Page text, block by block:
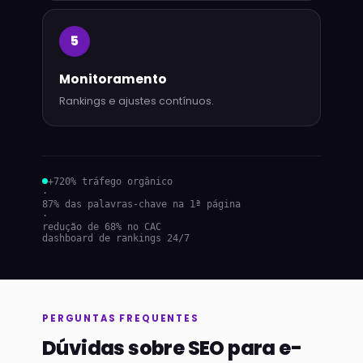
5
Monitoramento
Rankings e ajustes contínuos.
+720% tráfego orgânico
·
87% das palavras-chave na 1ª página
·
redução de 68% no CAC
dashboard de rankings 24/7
PERGUNTAS FREQUENTES
Dúvidas sobre SEO para e-